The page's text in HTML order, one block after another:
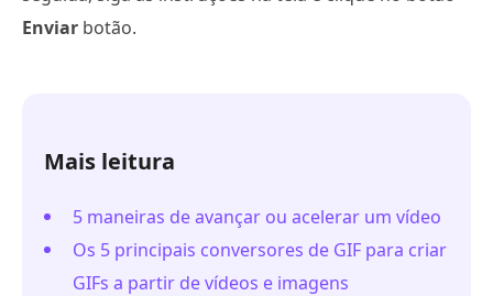
Enviar botão.
Mais leitura
5 maneiras de avançar ou acelerar um vídeo
Os 5 principais conversores de GIF para criar
GIFs a partir de vídeos e imagens